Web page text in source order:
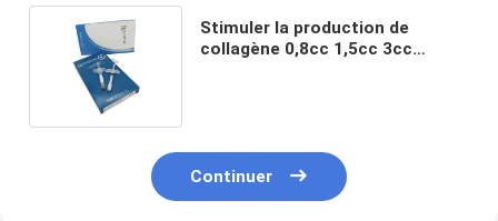
Stimuler la production de
collagène 0,8cc 1,5cc 3cc
Continuer